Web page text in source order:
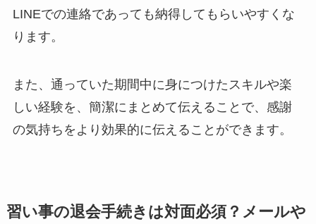
LINEでの連絡であっても納得してもらいやすくな
ります。
また、通っていた期間中に身につけたスキルや楽
しい経験を、簡潔にまとめて伝えることで、感謝
の気持ちをより効果的に伝えることができます。
習い事の退会手続きは対面必須？メールや